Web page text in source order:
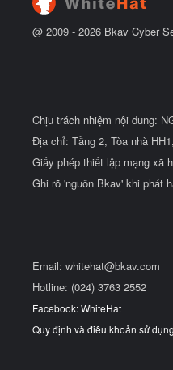
@ 2009 - 2026 Bkav Cyber
Chịu trách nhiệm nội dung:
Địa chỉ: Tầng 2, Tòa nhà
Giấy phép thiết lập mạng xã
Ghi rõ 'nguồn Bkav' khi phát
Email: whitehat@bkav.com
Hotline: (024) 3763 2552
Facebook: WhiteHat
Quy định và điều khoản sử dụng